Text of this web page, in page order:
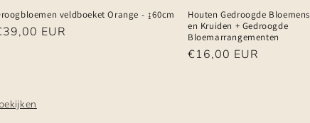
veldboeket Orange - ↨60cm
EUR
Houten Gedroogde
en Kruiden + Gedroogde
Bloemarrangementen
Normale
€16,00 EUR